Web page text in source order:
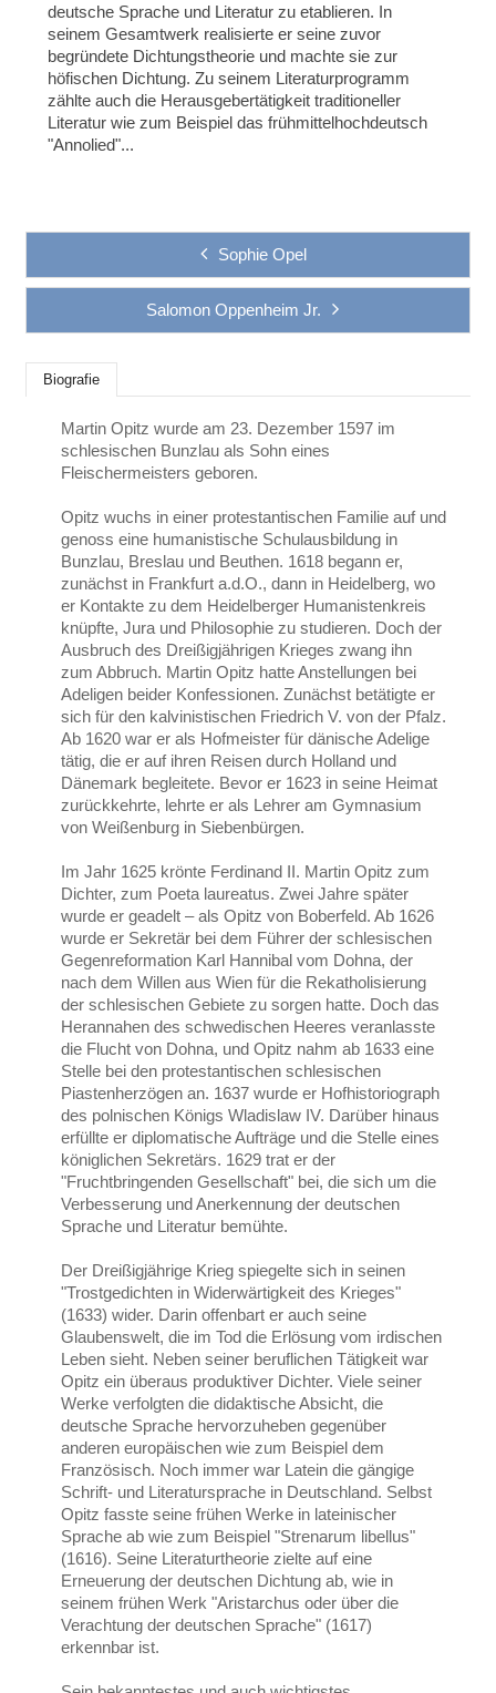
deutsche Sprache und Literatur zu etablieren. In
seinem Gesamtwerk realisierte er seine zuvor
begründete Dichtungstheorie und machte sie zur
höfischen Dichtung. Zu seinem Literaturprogramm
zählte auch die Herausgebertätigkeit traditioneller
Literatur wie zum Beispiel das frühmittelhochdeutsch
"Annolied"...
Sophie Opel
Salomon Oppenheim Jr.
Biografie
Martin Opitz wurde am 23. Dezember 1597 im
schlesischen Bunzlau als Sohn eines
Fleischermeisters geboren.
Opitz wuchs in einer protestantischen Familie auf und
genoss eine humanistische Schulausbildung in
Bunzlau, Breslau und Beuthen. 1618 begann er,
zunächst in Frankfurt a.d.O., dann in Heidelberg, wo
er Kontakte zu dem Heidelberger Humanistenkreis
knüpfte, Jura und Philosophie zu studieren. Doch der
Ausbruch des Dreißigjährigen Krieges zwang ihn
zum Abbruch. Martin Opitz hatte Anstellungen bei
Adeligen beider Konfessionen. Zunächst betätigte er
sich für den kalvinistischen Friedrich V. von der Pfalz.
Ab 1620 war er als Hofmeister für dänische Adelige
tätig, die er auf ihren Reisen durch Holland und
Dänemark begleitete. Bevor er 1623 in seine Heimat
zurückkehrte, lehrte er als Lehrer am Gymnasium
von Weißenburg in Siebenbürgen.
Im Jahr 1625 krönte Ferdinand II. Martin Opitz zum
Dichter, zum Poeta laureatus. Zwei Jahre später
wurde er geadelt – als Opitz von Boberfeld. Ab 1626
wurde er Sekretär bei dem Führer der schlesischen
Gegenreformation Karl Hannibal vom Dohna, der
nach dem Willen aus Wien für die Rekatholisierung
der schlesischen Gebiete zu sorgen hatte. Doch das
Herannahen des schwedischen Heeres veranlasste
die Flucht von Dohna, und Opitz nahm ab 1633 eine
Stelle bei den protestantischen schlesischen
Piastenherzögen an. 1637 wurde er Hofhistoriograph
des polnischen Königs Wladislaw IV. Darüber hinaus
erfüllte er diplomatische Aufträge und die Stelle eines
königlichen Sekretärs. 1629 trat er der
"Fruchtbringenden Gesellschaft" bei, die sich um die
Verbesserung und Anerkennung der deutschen
Sprache und Literatur bemühte.
Der Dreißigjährige Krieg spiegelte sich in seinen
"Trostgedichten in Widerwärtigkeit des Krieges"
(1633) wider. Darin offenbart er auch seine
Glaubenswelt, die im Tod die Erlösung vom irdischen
Leben sieht. Neben seiner beruflichen Tätigkeit war
Opitz ein überaus produktiver Dichter. Viele seiner
Werke verfolgten die didaktische Absicht, die
deutsche Sprache hervorzuheben gegenüber
anderen europäischen wie zum Beispiel dem
Französisch. Noch immer war Latein die gängige
Schrift- und Literatursprache in Deutschland. Selbst
Opitz fasste seine frühen Werke in lateinischer
Sprache ab wie zum Beispiel "Strenarum libellus"
(1616). Seine Literaturtheorie zielte auf eine
Erneuerung der deutschen Dichtung ab, wie in
seinem frühen Werk "Aristarchus oder über die
Verachtung der deutschen Sprache" (1617)
erkennbar ist.